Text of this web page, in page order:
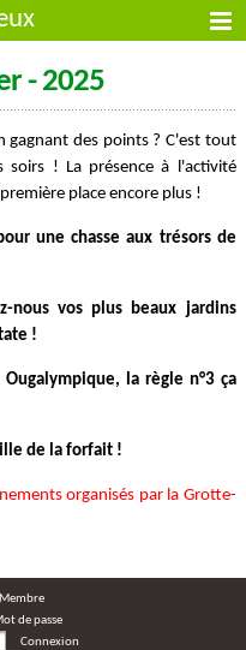
Membre
de passe
Connexion
- 2025
gagnant des points ? C'est tout
! La présence à l'activité
place encore plus !
une chasse aux trésors de
nous vos plus beaux jardins
!
Ougalympique, la règle n°3 ça
de la forfait !
organisés par la Grotte-